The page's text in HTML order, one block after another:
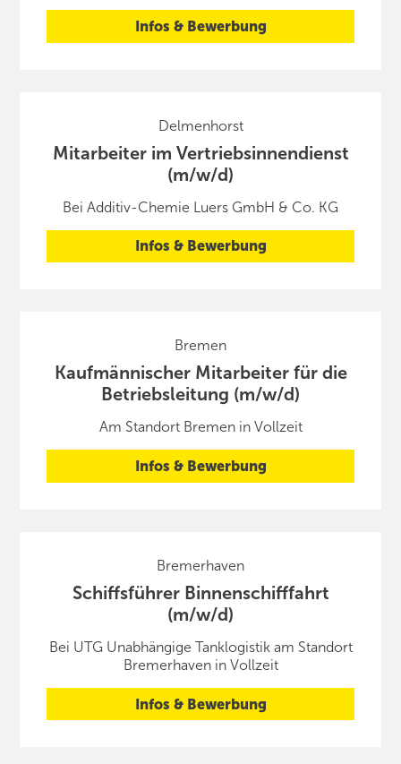
Infos & Bewerbung
Delmenhorst
Mitarbeiter im Vertriebsinnendienst
(m/w/d)
Bei Additiv-Chemie Luers GmbH & Co. KG
Infos & Bewerbung
Bremen
Kaufmännischer Mitarbeiter für die
Betriebsleitung (m/w/d)
Am Standort Bremen in Vollzeit
Infos & Bewerbung
Bremerhaven
Schiffsführer Binnenschifffahrt
(m/w/d)
Bei UTG Unabhängige Tanklogistik am Standort
Bremerhaven in Vollzeit
Infos & Bewerbung